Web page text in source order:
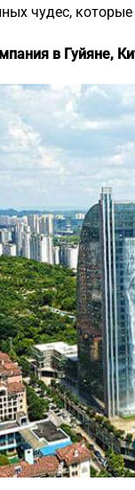
чудес, которые
в Гуйяне,